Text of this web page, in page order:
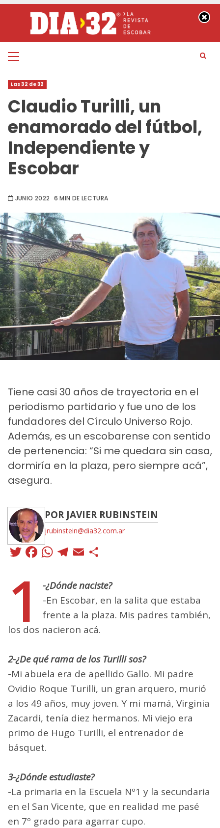
contenido
Menú
Las 32 de 32
Claudio Turilli, un
enamorado del fútbol,
Independiente y
Escobar
JUNIO 2022 6 MIN DE LECTURA
Tiene casi 30 años de trayectoria en el
periodismo partidario y fue uno de los
fundadores del Círculo Universo Rojo.
Además, es un escobarense con sentido
de pertenencia: “Si me quedara sin casa,
dormiría en la plaza, pero siempre acá”,
asegura.
POR JAVIER RUBINSTEIN
jrubinstein@dia32.com.ar
Twitter
Facebook
WhatsApp
Telegram
Email
1
-¿Dónde naciste?
-En Escobar, en la salita que estaba
frente a la plaza. Mis padres también,
los dos nacieron acá.
2-¿De qué rama de los Turilli sos?
-Mi abuela era de apellido Gallo. Mi padre
Ovidio Roque Turilli, un gran arquero, murió
a los 49 años, muy joven. Y mi mamá, Virginia
Zacardi, tenía diez hermanos. Mi viejo era
primo de Hugo Turilli, el entrenador de
básquet.
3-¿Dónde estudiaste?
-La primaria en la Escuela Nº1 y la secundaria
en el San Vicente, que en realidad me pasé
en 7º grado para agarrar cupo.